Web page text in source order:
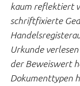
kaum reflektiert
schriftfixierte
Urkunde
der Beweiswert
Dokumenttypen